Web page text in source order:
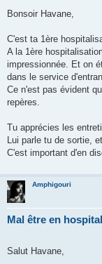
Bonsoir Havane,
C'est ta 1ère
A la 1ère
impressionnée. Et on
dans le service
Ce n'est pas évident
repères.
Tu apprécies les
Lui parle tu de sortie,
C'est important d'en
Amphigouri
Mal être en
Salut Havane,